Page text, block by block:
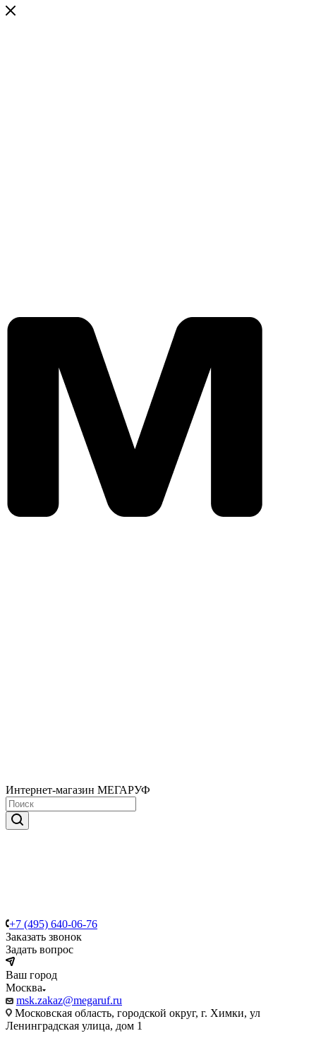
Интернет-магазин МЕГАРУФ
+7 (495) 640-06-76
Заказать звонок
Задать вопрос
Ваш город
Москва
msk.zakaz@megaruf.ru
Московская область, городской округ, г. Химки, ул
Ленинградская улица, дом 1